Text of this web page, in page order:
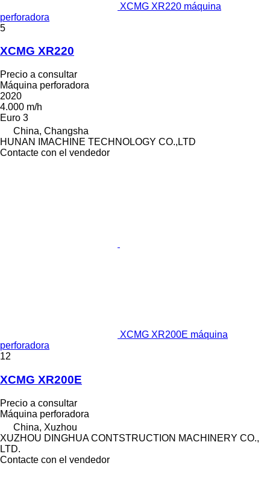
XCMG XR220 máquina
perforadora
5
XCMG XR220
Precio a consultar
Máquina perforadora
2020
4.000 m/h
Euro 3
China, Changsha
HUNAN IMACHINE TECHNOLOGY CO.,LTD
Contacte con el vendedor
XCMG XR200E máquina
perforadora
12
XCMG XR200E
Precio a consultar
Máquina perforadora
China, Xuzhou
XUZHOU DINGHUA CONTSTRUCTION MACHINERY CO.,
LTD.
Contacte con el vendedor